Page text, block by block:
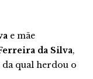
e mãe
da Silva,
da qual herdou o